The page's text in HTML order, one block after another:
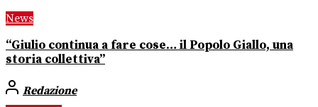
News
“Giulio continua a fare cose… il Popolo Giallo, una
storia collettiva”
Redazione